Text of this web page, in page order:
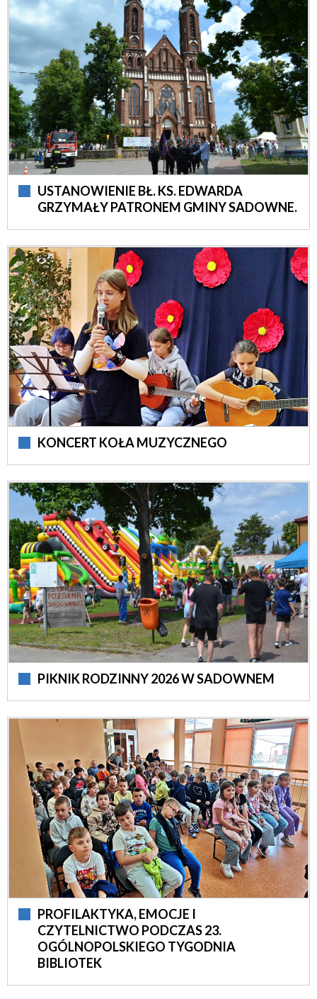
USTANOWIENIE BŁ. KS. EDWARDA
GRZYMAŁY PATRONEM GMINY SADOWNE.
KONCERT KOŁA MUZYCZNEGO
PIKNIK RODZINNY 2026 W SADOWNEM
PROFILAKTYKA, EMOCJE I
CZYTELNICTWO PODCZAS 23.
OGÓLNOPOLSKIEGO TYGODNIA
BIBLIOTEK